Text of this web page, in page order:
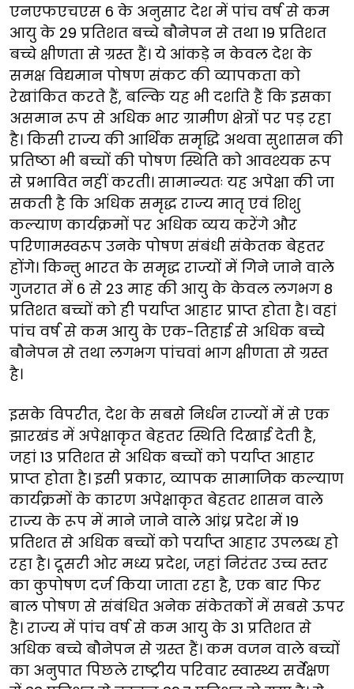
एनएफएचएस 6 के अनुसार देश में पांच वर्ष से कम
आयु के 29 प्रतिशत बच्चे बौनेपन से तथा 19 प्रतिशत
बच्चे क्षीणता से ग्रस्त हैं। ये आंकड़े न केवल देश के
समक्ष विद्यमान पोषण संकट की व्यापकता को
रेखांकित करते हैं, बल्कि यह भी दर्शाते हैं कि इसका
असमान रूप से अधिक भार ग्रामीण क्षेत्रों पर पड़ रहा
है। किसी राज्य की आर्थिक समृद्धि अथवा सुशासन की
प्रतिष्ठा भी बच्चों की पोषण स्थिति को आवश्यक रूप
से प्रभावित नहीं करती। सामान्यतः यह अपेक्षा की जा
सकती है कि अधिक समृद्ध राज्य मातृ एवं शिशु
कल्याण कार्यक्रमों पर अधिक व्यय करेंगे और
परिणामस्वरूप उनके पोषण संबंधी संकेतक बेहतर
होंगे। किन्तु भारत के समृद्ध राज्यों में गिने जाने वाले
गुजरात में 6 से 23 माह की आयु के केवल लगभग 8
प्रतिशत बच्चों को ही पर्याप्त आहार प्राप्त होता है। वहां
पांच वर्ष से कम आयु के एक-तिहाई से अधिक बच्चे
बौनेपन से तथा लगभग पांचवां भाग क्षीणता से ग्रस्त
है।
इसके विपरीत, देश के सबसे निर्धन राज्यों में से एक
झारखंड में अपेक्षाकृत बेहतर स्थिति दिखाई देती है,
जहां 13 प्रतिशत से अधिक बच्चों को पर्याप्त आहार
प्राप्त होता है। इसी प्रकार, व्यापक सामाजिक कल्याण
कार्यक्रमों के कारण अपेक्षाकृत बेहतर शासन वाले
राज्य के रूप में माने जाने वाले आंध्र प्रदेश में 19
प्रतिशत से अधिक बच्चों को पर्याप्त आहार उपलब्ध हो
रहा है। दूसरी ओर मध्य प्रदेश, जहां निरंतर उच्च स्तर
का कुपोषण दर्ज किया जाता रहा है, एक बार फिर
बाल पोषण से संबंधित अनेक संकेतकों में सबसे ऊपर
है। राज्य में पांच वर्ष से कम आयु के 31 प्रतिशत से
अधिक बच्चे बौनेपन से ग्रस्त हैं। कम वजन वाले बच्चों
का अनुपात पिछले राष्ट्रीय परिवार स्वास्थ्य सर्वेक्षण